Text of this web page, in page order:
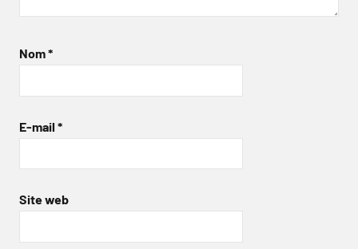
Nom*
E-mail *
Site web